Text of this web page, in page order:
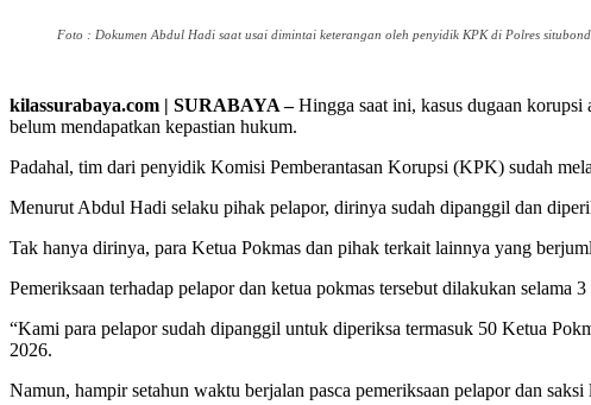
Foto : Dokumen Abdul Hadi saat usai dimintai keterangan oleh penyidik KPK di Polres
kilassurabaya.com | SURABAYA –Hingga saat ini, kasus dugaan korupsi
belum mendapatkan kepastian hukum.
Padahal, tim dari penyidik Komisi Pemberantasan Korupsi (KPK) sudah
Menurut Abdul Hadi selaku pihak pelapor, dirinya sudah dipanggil dan
Tak hanya dirinya, para Ketua Pokmas dan pihak terkait lainnya yang
Pemeriksaan terhadap pelapor dan ketua pokmas tersebut dilakukan selama
“Kami para pelapor sudah dipanggil untuk diperiksa termasuk 50 Ketua
2026.
Namun, hampir setahun waktu berjalan pasca pemeriksaan pelapor dan